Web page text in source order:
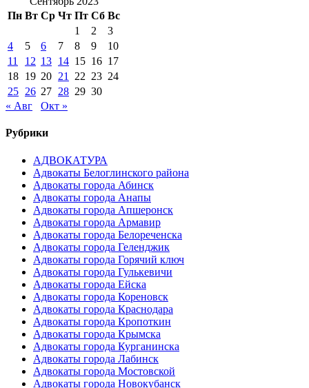
Пн Вт Ср Чт Пт Сб Вс
1
2
3
4
5 6 7 8 9
10
11
12 13 14 15 16 17
18 19 20 21 22 23 24
25 26 27 28 29 30
« Авг
Окт »
Рубрики
АДВОКАТУРА
Адвокаты Белоглинского района
Адвокаты города Абинск
Адвокаты города Анапы
Адвокаты города Апшеронск
Адвокаты города Армавир
Адвокаты города Белореченска
Адвокаты города Геленджик
Адвокаты города Горячий ключ
Адвокаты города Гулькевичи
Адвокаты города Ейска
Адвокаты города Кореновск
Адвокаты города Краснодара
Адвокаты города Кропоткин
Адвокаты города Крымска
Адвокаты города Курганинска
Адвокаты города Лабинск
Адвокаты города Мостовской
Адвокаты города Новокубанск